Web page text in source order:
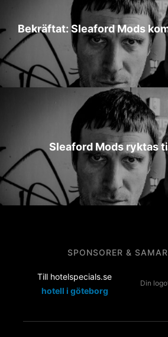
Bekräftat: Sleaford Mods
Sleaford Mods ryktas
SPONSORER &
Till hotelspecials.se
hotell i göteborg
Din